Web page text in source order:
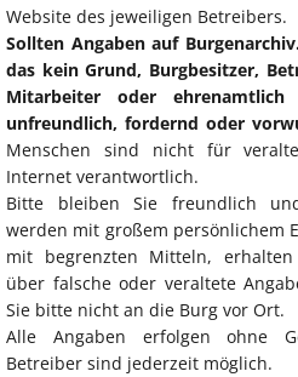
Website des jeweiligen Betreibers.
Sollten Angaben auf
das kein Grund, Burgbesitzer,
Mitarbeiter oder
unfreundlich, fordernd oder
Menschen sind nicht für
Internet verantwortlich.
Bitte bleiben Sie freundlich
werden mit großem persönlichem
mit begrenzten Mitteln,
über falsche oder veraltete
Sie bitte nicht an die Burg vor Ort.
Alle Angaben erfolgen ohne
Betreiber sind jederzeit möglich.